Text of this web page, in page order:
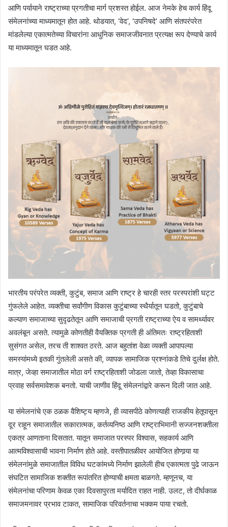
आणि पर्यायाने राष्ट्राच्या प्रगतीचा मार्ग प्रशस्त होईल. आज नेमके हेच कार्य हिंदू
संमेलनांच्या माध्यमातून होत आहे. थोडयात, ‘वेद’, ‘उपनिषदे’ आणि संतपरंपरेत
मांडलेल्या एकात्मतेच्या विचारांना आधुनिक समाजजीवनात प्रत्यक्ष रूप देण्याचे कार्य
या माध्यमातून घडत आहे.
भारतीय परंपरेत व्यक्ती, कुटुंब, समाज आणि राष्ट्र हे चारही स्तर परस्परांशी घट्ट
गुंफलेले आहेत. व्यक्तीचा सर्वांगीण विकास कुटुंबाच्या स्थैर्यातून घडतो, कुटुंबाचे
कल्याण समाजाच्या सुदृढतेतून आणि समाजाची प्रगती राष्ट्राच्या ऐय व सामर्थ्यावर
अवलंबून असते. त्यामुळे कोणतीही वैयक्तिक प्रगती ही अंतिमतः राष्ट्रहिताशी
सुसंगत असेल, तरच ती शाश्वत ठरते. आज बहुतांश वेळा व्यक्ती आपापल्या
समस्यांमध्ये इतकी गुंतलेली असते की, व्यापक सामाजिक प्रश्नांकडे तिचे दुर्लक्ष होते.
मात्र, जेव्हा समाजातील मोठा वर्ग राष्ट्रहिताशी जोडला जातो, तेव्हा विकासाचा
प्रवाह सर्वसमावेशक बनतो. याची जाणीव हिंदू संमेलनांद्वारे करून दिली जात आहे.
या संमेलनांचे एक ठळक वैशिष्ट्य म्हणजे, ही व्यासपीठे कोणत्याही राजकीय हेतूपासून
दूर राहून समाजातील सकारात्मक, कर्तव्यनिष्ठ आणि राष्ट्राभिमानी सज्जनशक्तीला
एकत्र आणताना दिसतात. यातून समाजात परस्पर विश्वास, सहकार्य आणि
आत्मविश्वासाची भावना निर्माण होते आहे. वस्तीपातळीवर आयोजित होणार्‍या या
संमेलनांमुळे समाजातील विविध घटकांमध्ये निर्माण झालेली हीच एकात्मता पुढे जाऊन
संघटित सामाजिक शक्तीत रूपांतरित होण्याची क्षमता बाळगते. म्हणूनच, या
संमेलनांचा परिणाम केवळ एका दिवसापुरता मर्यादित राहत नाही. उलट, तो दीर्घकाळ
समाजमनावर प्रभाव टाकत, सामाजिक परिवर्तनाचा भक्कम पाया रचतो.